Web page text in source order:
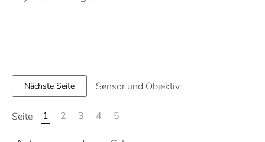
Nächste Seite Sensor und Objektiv
Seite 1 2 3 4 5